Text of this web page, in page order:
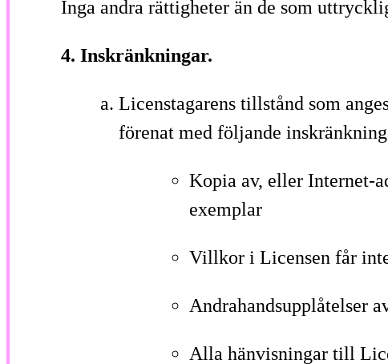
Inga andra rättigheter än de som
4. Inskränkningar.
Licenstagarens tillstånd som
förenat med följande
Kopia av, eller Internet-
exemplar
Villkor i Licensen får
Andrahandsupplåtelser
Alla hänvisningar till